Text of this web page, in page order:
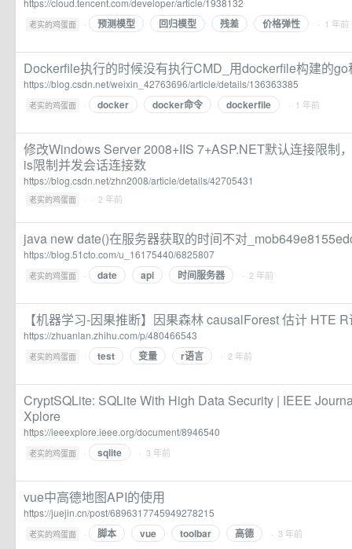
https://cloud.tencent.com/developer/article/1938132
老实的鸡蛋面 · 预测模型 回归模型 残差 价格弹性 · 1 年前
Dockerfile执行的时候没有执行CMD_用dockerfile构建的
https://blog.csdn.net/weixin_42763696/article/details/136363385
老实的鸡蛋面 · docker docker命令 dockerfile · 1 年前
修改Windows Server 2008+IIS 7+ASP.NET默认连接限制
is限制并发会话连接数
https://blog.csdn.net/zhn2008/article/details/42705431
老实的鸡蛋面 · · 2 年前
java new date()在服务器获取的时间不对
https://blog.51cto.com/u_16175440/6825807
老实的鸡蛋面 · date api 时间服务器 · 2 年前
【机器学习-因果推断】因果森林 causalForest 估计 HTE
https://zhuanlan.zhihu.com/p/480466543
老实的鸡蛋面 · test 变量 r语言 · 2 年前
CryptSQLite: SQLite With High Data Security | IEEE
Xplore
https://ieeexplore.ieee.org/document/8946540
老实的鸡蛋面 · sqlite · 3 年前
vue中高德地图API的使用
https://juejin.cn/post/6896317745949278215
老实的鸡蛋面 · 脚本 vue toolbar 高德 · 3 年前